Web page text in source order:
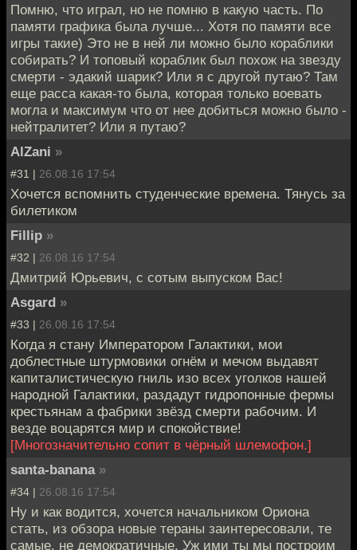
Помню, что играл, но не помню в какую часть. По
памяти графика была лучше... Хотя по памяти все
игры такие) Это не в ней ли можно было кораблики
собирать? И топовый кораблик был похож на звезду
смерти - эдакий шарик? Или я с другой путаю? Там
еще расса какая-то была, которая только воевать
могла и максимум что от нее добиться можно было -
нейтралитет? Или я путаю?
AlZani »
#31 | 26.08.16 17:54
Хочется вспомнить студенческие времена. Тянусь за
билетиком
Fillip »
#32 | 26.08.16 17:54
Дмитрий Юрьевич, c сотым выпуском Вас!
Asgard »
#33 | 26.08.16 17:54
Когда я стану Императором Галактики, мои
доблестные штурмовики огнём и мечом выдавят
капиталистическую гниль изо всех уголков нашей
народной Галактики, раздадут гидропонные фермы
крестьянам а фабрики звёзд смерти рабочим. И
везде воцарятся мир и спокойствие!
[Многозначительно сопит в чёрный шлемофон.]
santa-banana »
#34 | 26.08.16 17:54
Ну и как водится, хочется начальником Ориона
стать, из обзора новые тераны заинтересовали, те
самые, не демократичные. Уж ими ты мы построим